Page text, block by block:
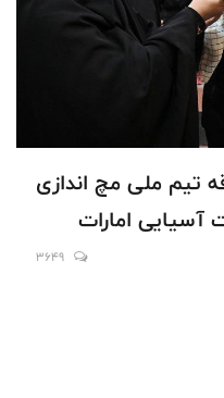
تیم ملی مچ اندازی
آسیایی امارات
3649